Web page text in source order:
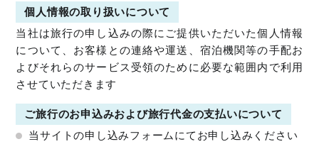
個人情報の取り扱いについて
当社は旅行の申し込みの際にご提供いただいた個人情報
について、お客様との連絡や運送、宿泊機関等の手配お
よびそれらのサービス受領のために必要な範囲内で利用
させていただきます
ご旅行のお申込みおよび旅行代金の支払いについて
当サイトの申し込みフォームにてお申し込みください